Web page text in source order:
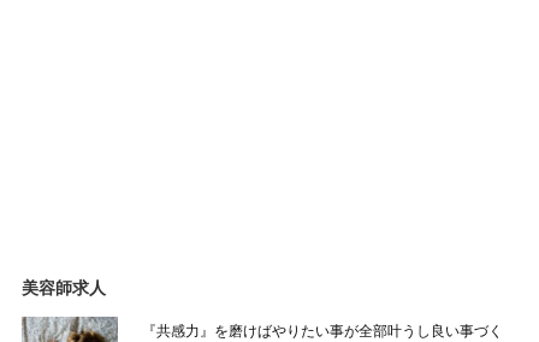
美容師求人
『共感力』を磨けばやりたい事が全部叶うし良い事づく